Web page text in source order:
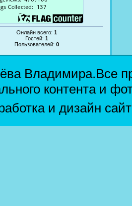
Онлайн всего:1
Гостей:1
Пользователей:0
Владимира.Все
контента и
и дизайн